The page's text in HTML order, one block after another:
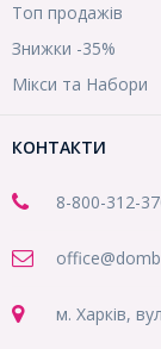
Топ продажів
Знижки -35%
Мікси та Набори
КОНТАКТИ
8-800-312-
м. Харків,